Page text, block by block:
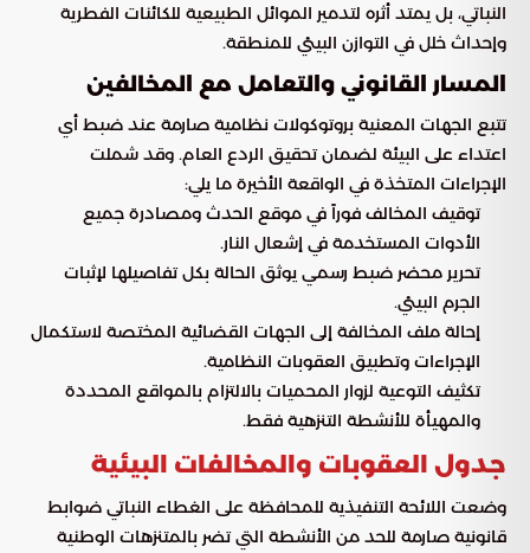
النباتي، بل يمتد أثره لتدمير الموائل الطبيعية للكائنات الفطرية
وإحداث خلل في التوازن البيئي للمنطقة.
المسار القانوني والتعامل مع المخالفين
تتبع الجهات المعنية بروتوكولات نظامية صارمة عند ضبط أي
اعتداء على البيئة لضمان تحقيق الردع العام. وقد شملت
الإجراءات المتخذة في الواقعة الأخيرة ما يلي:
توقيف المخالف فوراً في موقع الحدث ومصادرة جميع
الأدوات المستخدمة في إشعال النار.
تحرير محضر ضبط رسمي يوثق الحالة بكل تفاصيلها لإثبات
الجرم البيئي.
إحالة ملف المخالفة إلى الجهات القضائية المختصة لاستكمال
الإجراءات وتطبيق العقوبات النظامية.
تكثيف التوعية لزوار المحميات بالالتزام بالمواقع المحددة
والمهيأة للأنشطة التنزهية فقط.
جدول العقوبات والمخالفات البيئية
وضعت اللائحة التنفيذية للمحافظة على الغطاء النباتي ضوابط
قانونية صارمة للحد من الأنشطة التي تضر بالمتنزهات الوطنية